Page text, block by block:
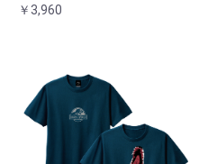
￥3,960